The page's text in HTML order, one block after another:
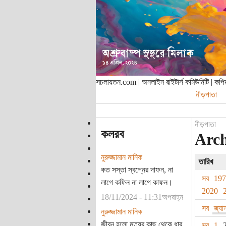
সচলায়তন.com | অনলাইন রাইটার্স কমিউনিটি |
নীড়পাতা
কলরব
নুরুজ্জামান মানিক
কত সস্তা স্বপ্নের দাফন, না
লাগে কফিন না লাগে কাফন।
18/11/2024 - 11:31অপরাহ্ন
নুরুজ্জামান মানিক
জীবন হলো মৃত্যুর কাছ থেকে ধার
নীড়পাতা
তারিখ
সব
2020
সব